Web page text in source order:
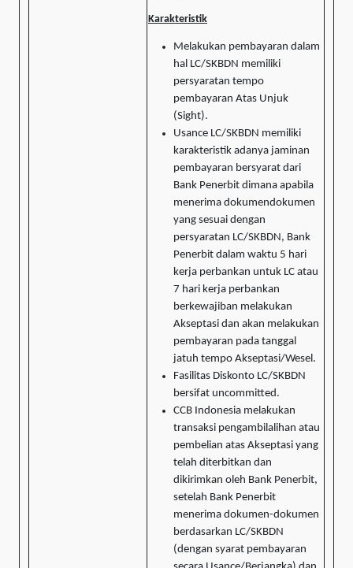
Karakteristik
Melakukan pembayaran dalam
hal LC/SKBDN memiliki
persyaratan tempo
pembayaran Atas Unjuk
(Sight).
Usance LC/SKBDN memiliki
karakteristik adanya jaminan
pembayaran bersyarat dari
Bank Penerbit dimana apabila
menerima dokumendokumen
yang sesuai dengan
persyaratan LC/SKBDN, Bank
Penerbit dalam waktu 5 hari
kerja perbankan untuk LC atau
7 hari kerja perbankan
berkewajiban melakukan
Akseptasi dan akan melakukan
pembayaran pada tanggal
jatuh tempo Akseptasi/Wesel.
Fasilitas Diskonto LC/SKBDN
bersifat uncommitted.
CCB Indonesia melakukan
transaksi pengambilalihan atau
pembelian atas Akseptasi yang
telah diterbitkan dan
dikirimkan oleh Bank Penerbit,
setelah Bank Penerbit
menerima dokumen-dokumen
berdasarkan LC/SKBDN
(dengan syarat pembayaran